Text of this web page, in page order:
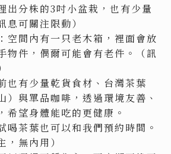
出分株的3吋小盆栽，也有少量
息可關注限動）
空間內有一只老木箱，裡面會放
物件，偶爾可能會有老件。（訊
也有少量乾貨食材、台灣茶葉
）與單品咖啡，透過環境友善、
希望身體能吃的更健康。
喝茶葉也可以和我們預約時間。
，無內用）